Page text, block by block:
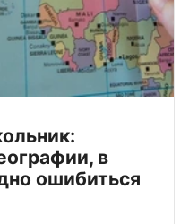
в
ошибиться